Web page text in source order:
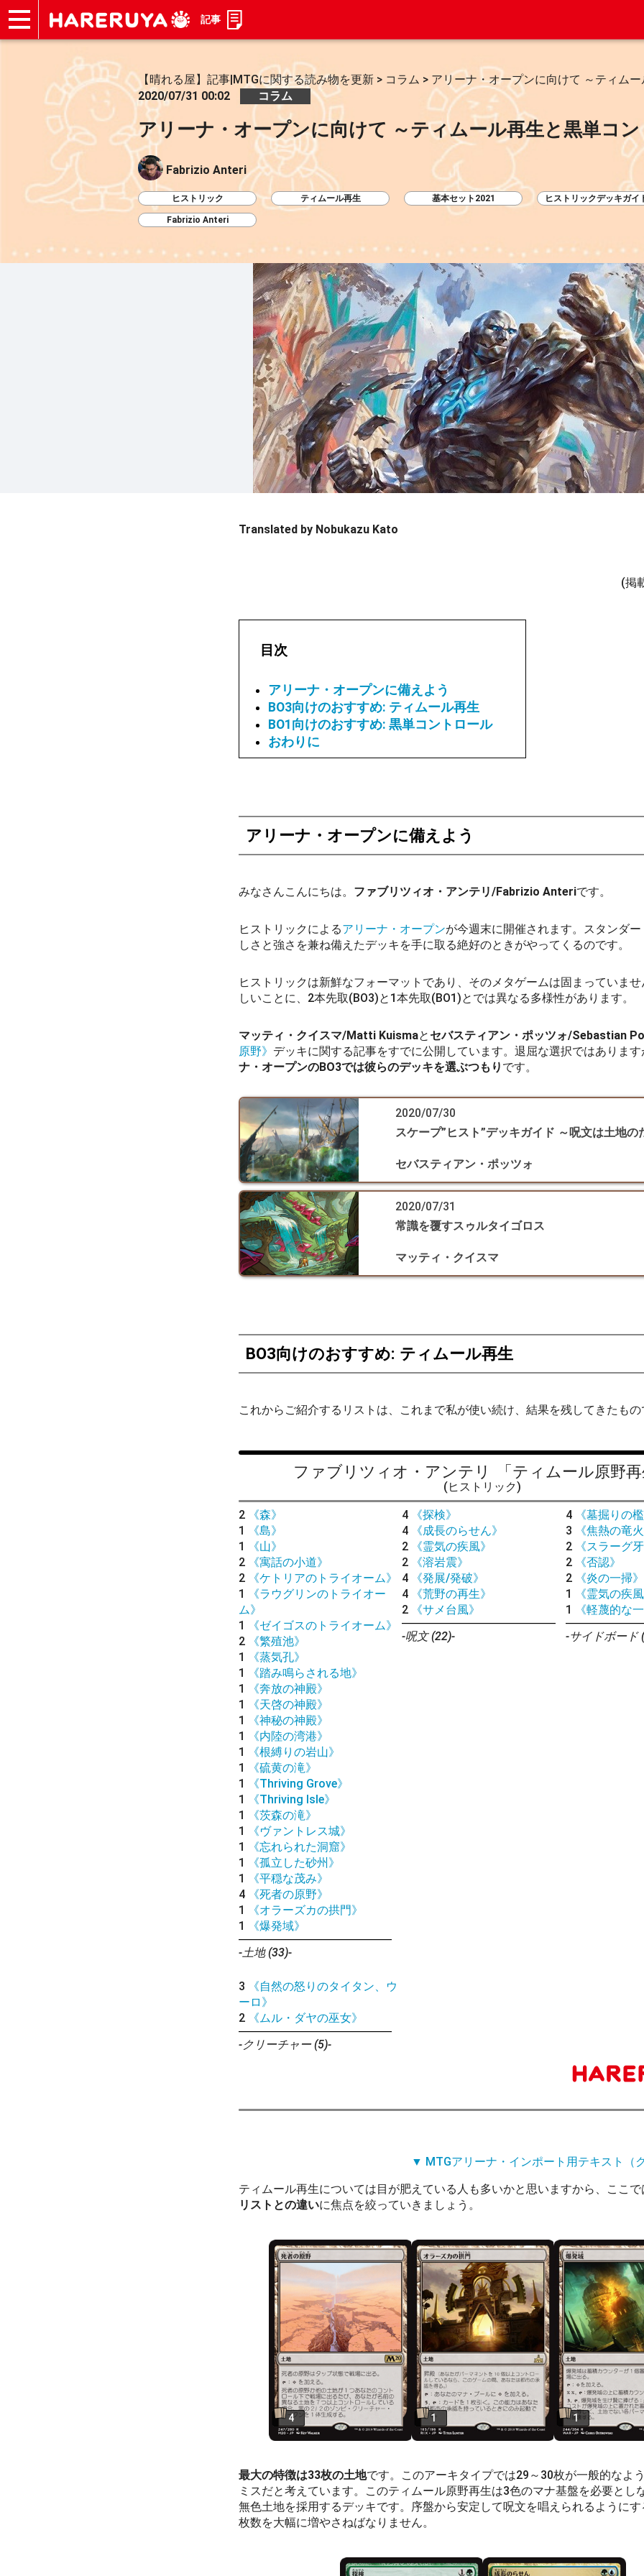
記事
【晴れる屋】記事|MTGに関する読み物を更新 > コラム > アリーナ・オープンに向けて ～ティム
2020/07/31 00:02
コラム
アリーナ・オープンに向けて ～ティムール再生と黒単コ
Fabrizio Anteri
ヒストリック ティムール再生 基本セット2021 ヒストリックデッキガイ
Fabrizio Anteri
Translated by Nobukazu Kato
(掲
目次
アリーナ・オープンに備えよう
BO3向けのおすすめ: ティムール再生
BO1向けのおすすめ: 黒単コントロール
おわりに
アリーナ・オープンに備えよう
みなさんこんにちは。 ファブリツィオ・アンテリ/Fabrizio Anteriです。
ヒストリックによるアリーナ・オープンが今週末に開催されます。スタンダ
しさと強さを兼ね備えたデッキを手に取る絶好のときがやってくるのです。
ヒストリックは新鮮なフォーマットであり、そのメタゲームは固まっていま
しいことに、2本先取(BO3)と1本先取(BO1)とでは異なる多様性があります。
マッティ・クイスマ/Matti Kuismaと セバスティアン・ポッツォ/Sebastian
原野》 デッキに関する記事をすでに公開しています。退屈な選択ではあります
ナ・オープンのBO3では彼らのデッキを選ぶつもり です。
2020/07/30
スケープ”ヒスト”デッキガイド ～呪文は土地の
セバスティアン・ポッツォ
2020/07/31
常識を覆すスゥルタイゴロス
マッティ・クイスマ
BO3向けのおすすめ: ティムール再生
これからご紹介するリストは、これまで私が使い続け、結果を残してきたも
ファブリツィオ・アンテリ 「ティムール原野
(ヒストリック)
2
《森》
1
《島》
1
《山》
2
《寓話の小道》
2
《ケトリアのトライオーム》
1
《ラウグリンのトライオー
ム》
1
《ゼイゴスのトライオーム》
2
《繁殖池》
1
《蒸気孔》
1
《踏み鳴らされる地》
1
《奔放の神殿》
1
《天啓の神殿》
1
《神秘の神殿》
1
《内陸の湾港》
1
《根縛りの岩山》
1
《硫黄の滝》
1
《Thriving Grove》
1
《Thriving Isle》
1
《茨森の滝》
1
《ヴァントレス城》
1
《忘れられた洞窟》
1
《孤立した砂州》
1
《平穏な茂み》
4
《死者の原野》
1
《オラーズカの拱門》
1
《爆発域》
-土地 (33)-
3
《自然の怒りのタイタン、ウ
ーロ》
2
《ムル・ダヤの巫女》
-クリーチャー (5)-
4
《探検》
4
《成長のらせん》
2
《霊気の疾風》
2
《溶岩震》
4
《発展/発破》
4
《荒野の再生》
2
《サメ台風》
-呪文 (22)-
4
《墓掘りの
3
《焦熱の竜
2
《スラーグ
2
《否認》
2
《炎の一掃》
1
《霊気の疾
1
《軽蔑的な
-サイドボード
▼ MTGアリーナ・インポート用テキスト（
ティムール再生については目が肥えている人も多いかと思いますから、ここ
リストとの違いに焦点を絞っていきましょう。
4 1 1
最大の特徴は33枚の土地です。このアーキタイプでは29～30枚が一般的なよ
ミスだと考えています。このティムール原野再生は3色のマナ基盤を必要とし
無色土地を採用するデッキです。序盤から安定して呪文を唱えられるように
枚数を大幅に増やさねばなりません。